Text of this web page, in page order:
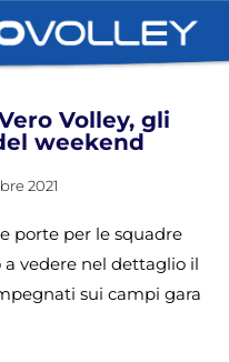
Volley, gli
weekend
2021
porte per le squadre
a vedere nel dettaglio il
sui campi gara